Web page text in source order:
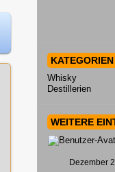
KATEGORIEN
Whisky
Destillerien
WEITERE
Dezember